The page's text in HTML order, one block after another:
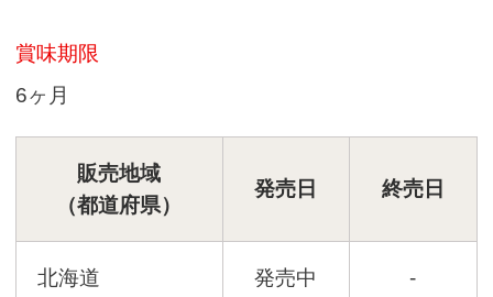
賞味期限
6ヶ月
販売地域
（都道府県）
発売日 終売日
北海道 発売中 -